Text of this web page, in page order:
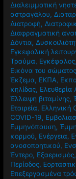
Διαλειμματική
αστραγάλου,
Διατροφή,
Διαφραγματική
Δόντια,
Εγκεφαλική
Τραύμα, Εγκέφαλος,
Εικόνα του σώματος
Έκζεμα, ΕΚΠΑ,
κηλίδας,
Έλλειψη βιταμίνης,
Εταιρεία, Ελληνική
COVID-19,
Εμμηνόπαυση,
κορμού, Ενέργεια,
ανοσοποητικού,
Έντερο, Εξαερισμός,
Περίοδος,
Επεξεργασμένα